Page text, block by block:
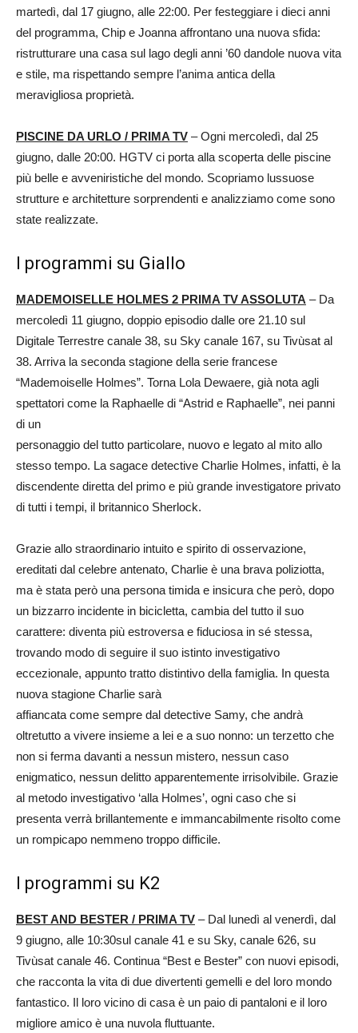
martedì, dal 17 giugno, alle 22:00. Per festeggiare i dieci anni
del programma, Chip e Joanna affrontano una nuova sfida:
ristrutturare una casa sul lago degli anni ’60 dandole nuova vita
e stile, ma rispettando sempre l’anima antica della
meravigliosa proprietà.
PISCINE DA URLO / PRIMA TV – Ogni mercoledì, dal 25
giugno, dalle 20:00. HGTV ci porta alla scoperta delle piscine
più belle e avveniristiche del mondo. Scopriamo lussuose
strutture e architetture sorprendenti e analizziamo come sono
state realizzate.
I programmi su Giallo
MADEMOISELLE HOLMES 2 PRIMA TV ASSOLUTA – Da
mercoledì 11 giugno, doppio episodio dalle ore 21.10 sul
Digitale Terrestre canale 38, su Sky canale 167, su Tivùsat al
38. Arriva la seconda stagione della serie francese
“Mademoiselle Holmes”. Torna Lola Dewaere, già nota agli
spettatori come la Raphaelle di “Astrid e Raphaelle”, nei panni
di un
personaggio del tutto particolare, nuovo e legato al mito allo
stesso tempo. La sagace detective Charlie Holmes, infatti, è la
discendente diretta del primo e più grande investigatore privato
di tutti i tempi, il britannico Sherlock.
Grazie allo straordinario intuito e spirito di osservazione,
ereditati dal celebre antenato, Charlie è una brava poliziotta,
ma è stata però una persona timida e insicura che però, dopo
un bizzarro incidente in bicicletta, cambia del tutto il suo
carattere: diventa più estroversa e fiduciosa in sé stessa,
trovando modo di seguire il suo istinto investigativo
eccezionale, appunto tratto distintivo della famiglia. In questa
nuova stagione Charlie sarà
affiancata come sempre dal detective Samy, che andrà
oltretutto a vivere insieme a lei e a suo nonno: un terzetto che
non si ferma davanti a nessun mistero, nessun caso
enigmatico, nessun delitto apparentemente irrisolvibile. Grazie
al metodo investigativo ‘alla Holmes’, ogni caso che si
presenta verrà brillantemente e immancabilmente risolto come
un rompicapo nemmeno troppo difficile.
I programmi su K2
BEST AND BESTER / PRIMA TV – Dal lunedì al venerdì, dal
9 giugno, alle 10:30sul canale 41 e su Sky, canale 626, su
Tivùsat canale 46. Continua “Best e Bester” con nuovi episodi,
che racconta la vita di due divertenti gemelli e del loro mondo
fantastico. Il loro vicino di casa è un paio di pantaloni e il loro
migliore amico è una nuvola fluttuante.